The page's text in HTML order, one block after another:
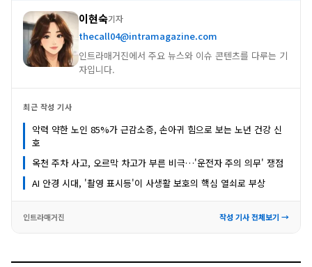
이현숙기자
thecall04@intramagazine.com
인트라매거진에서 주요 뉴스와 이슈 콘텐츠를 다루는 기
자입니다.
최근 작성 기사
악력 약한 노인 85%가 근감소증, 손아귀 힘으로 보는 노년 건강 신
호
옥천 주차 사고, 오르막 차고가 부른 비극…'운전자 주의 의무' 쟁점
AI 안경 시대, '촬영 표시등'이 사생활 보호의 핵심 열쇠로 부상
인트라매거진 작성 기사 전체보기 →